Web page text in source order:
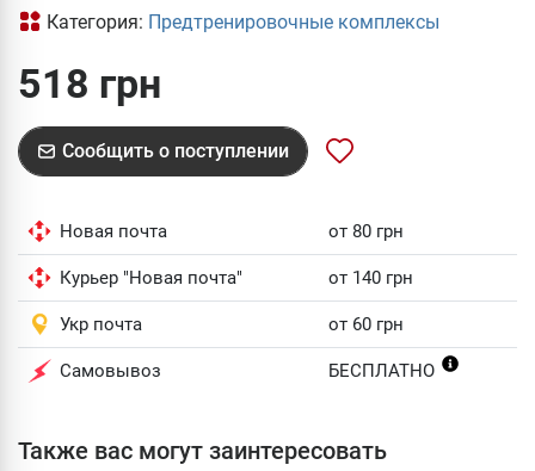
Категория: Предтренировочные комплексы
518 грн
Сообщить о поступлении
Новая почта от 80 грн
Курьер "Новая почта" от 140 грн
Укр почта от 60 грн
Самовывоз БЕСПЛАТНО
Также вас могут заинтересовать